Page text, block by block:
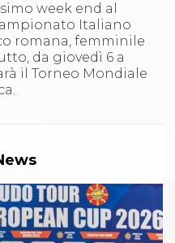
week end al
Italiano
romana, femminile
da giovedì 6 a
il Torneo Mondiale